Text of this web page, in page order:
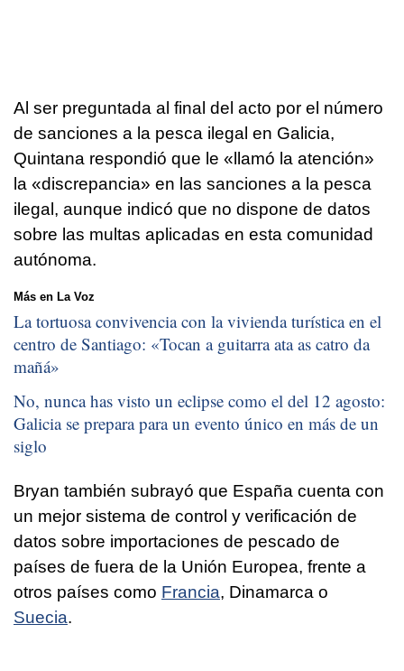
Al ser preguntada al final del acto por el número
de sanciones a la pesca ilegal en Galicia,
Quintana respondió que le «llamó la atención»
la «discrepancia» en las sanciones a la pesca
ilegal, aunque indicó que no dispone de datos
sobre las multas aplicadas en esta comunidad
autónoma.
Más en La Voz
La tortuosa convivencia con la vivienda turística en el
centro de Santiago: «Tocan a guitarra ata as catro da
mañá»
No, nunca has visto un eclipse como el del 12 agosto:
Galicia se prepara para un evento único en más de un
siglo
Bryan también subrayó que España cuenta con
un mejor sistema de control y verificación de
datos sobre importaciones de pescado de
países de fuera de la Unión Europea, frente a
otros países como Francia, Dinamarca o
Suecia.